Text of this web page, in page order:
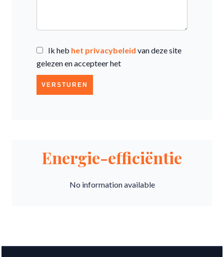
Ik heb het privacybeleid van deze site
gelezen en accepteer het
VERSTUREN
Energie-efficiëntie
No information available